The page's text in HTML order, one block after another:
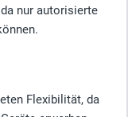
nur autorisierte
Flexibilität, da